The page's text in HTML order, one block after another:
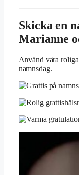
Skicka en
Marianne
Använd våra
namnsdag.